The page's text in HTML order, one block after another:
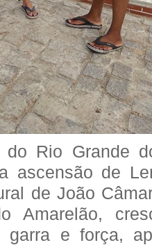
Rio Grande
ascensão de
de João
Amarelão,
e força,